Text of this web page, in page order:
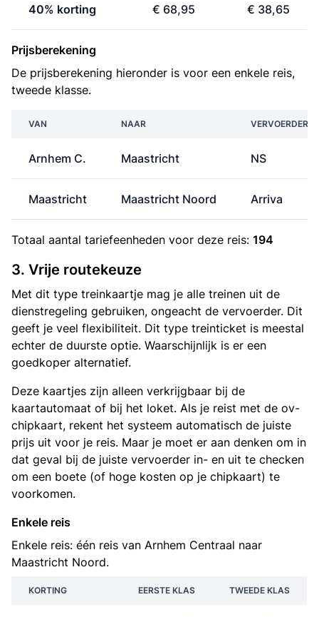
40% korting € 68,95 € 38,65
Prijsberekening
De prijsberekening hieronder is voor een enkele reis,
tweede klasse.
VAN NAAR VERVOERDER
Arnhem C. Maastricht NS
Maastricht Maastricht Noord Arriva
Totaal aantal tariefeenheden voor deze reis: 194
3. Vrije routekeuze
Met dit type treinkaartje mag je alle treinen uit de
dienstregeling gebruiken, ongeacht de vervoerder. Dit
geeft je veel flexibiliteit. Dit type treinticket is meestal
echter de duurste optie. Waarschijnlijk is er een
goedkoper alternatief.
Deze kaartjes zijn alleen verkrijgbaar bij de
kaartautomaat of bij het loket. Als je reist met de ov-
chipkaart, rekent het systeem automatisch de juiste
prijs uit voor je reis. Maar je moet er aan denken om in
dat geval bij de juiste vervoerder in- en uit te checken
om een boete (of hoge kosten op je chipkaart) te
voorkomen.
Enkele reis
Enkele reis: één reis van Arnhem Centraal naar
Maastricht Noord.
KORTING EERSTE KLAS TWEEDE KLAS